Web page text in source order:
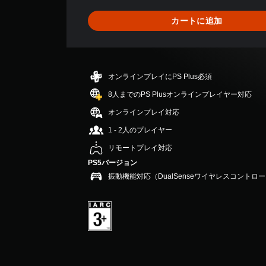
、
平
評
は
5
段
中
の
2
5
で
カートに追加
オンラインプレイにPS Plus必須
8人までのPS Plusオンラインプレイヤー対応
オンラインプレイ対応
1 - 2人のプレイヤー
リモートプレイ対応
PS5バージョン
振動機能対応（DualSenseワイヤレスコントロ